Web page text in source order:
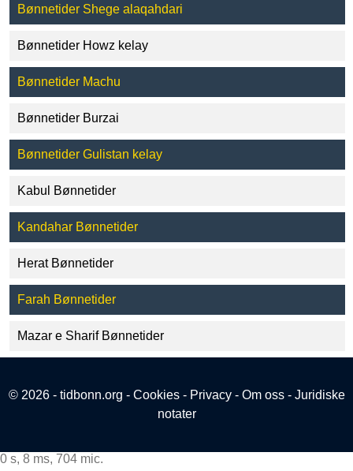
Bønnetider Shege alaqahdari
Bønnetider Howz kelay
Bønnetider Machu
Bønnetider Burzai
Bønnetider Gulistan kelay
Kabul Bønnetider
Kandahar Bønnetider
Herat Bønnetider
Farah Bønnetider
Mazar e Sharif Bønnetider
© 2026 - tidbonn.org - Cookies- Privacy- Om oss- Juridiske
notater
0 s, 8 ms, 704 mic.